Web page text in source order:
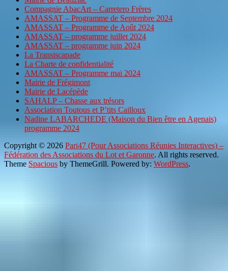
Compagnie AbacArt – Carretero Frères
AMASSAT – Programme de Septembre 2024
AMASSAT – Programme de Août 2024
AMASSAT – programme juillet 2024
AMASSAT – programme juin 2024
La Transiscapade
La Charte de confidentialité
AMASSAT – Programme mai 2024
Mairie de Frégimont
Mairie de Lacépède
SAHALP – Chasse aux trésors
Association Toutous et P’tits Cailloux
Nadine LABARCHEDE (Maison du Bien être en Agenais)
programme 2024
Copyright © 2026 Pari47 (Pour Associations Réunies Interactives) –
Fédération des Associations du Lot et Garonne. All rights reserved.
Theme Spacious by ThemeGrill. Powered by: WordPress.